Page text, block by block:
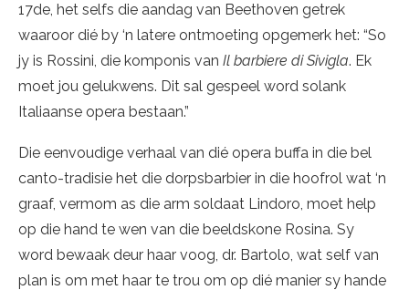
17de, het selfs die aandag van Beethoven getrek
waaroor dié by ‘n latere ontmoeting opgemerk het: “So
jy is Rossini, die komponis van Il barbiere di Sivigla. Ek
moet jou gelukwens. Dit sal gespeel word solank
Italiaanse opera bestaan.”
Die eenvoudige verhaal van dié opera buffa in die bel
canto-tradisie het die dorpsbarbier in die hoofrol wat ‘n
graaf, vermom as die arm soldaat Lindoro, moet help
op die hand te wen van die beeldskone Rosina. Sy
word bewaak deur haar voog, dr. Bartolo, wat self van
plan is om met haar te trou om op dié manier sy hande